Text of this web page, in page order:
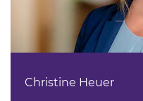
Christine Heuer